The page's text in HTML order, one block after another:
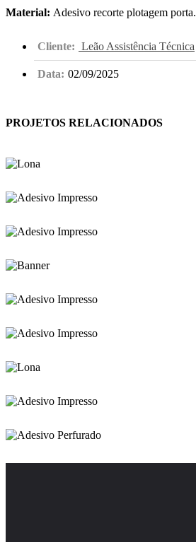
Material: Adesivo recorte plotagem porta.
Cliente: Leão Assistência Técnica
Data: 02/09/2025
PROJETOS RELACIONADOS